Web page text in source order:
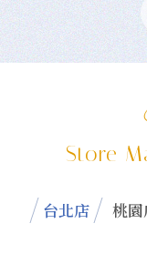
Store
台北店 桃